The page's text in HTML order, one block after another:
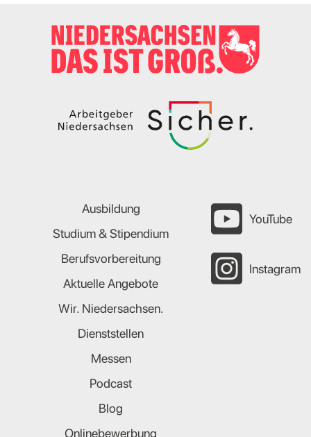
Ausbildung
Studium & Stipendium
Berufsvorbereitung
Aktuelle Angebote
Wir. Niedersachsen.
Dienststellen
Messen
Podcast
Blog
Onlinebewerbung
YouTube
Instagram